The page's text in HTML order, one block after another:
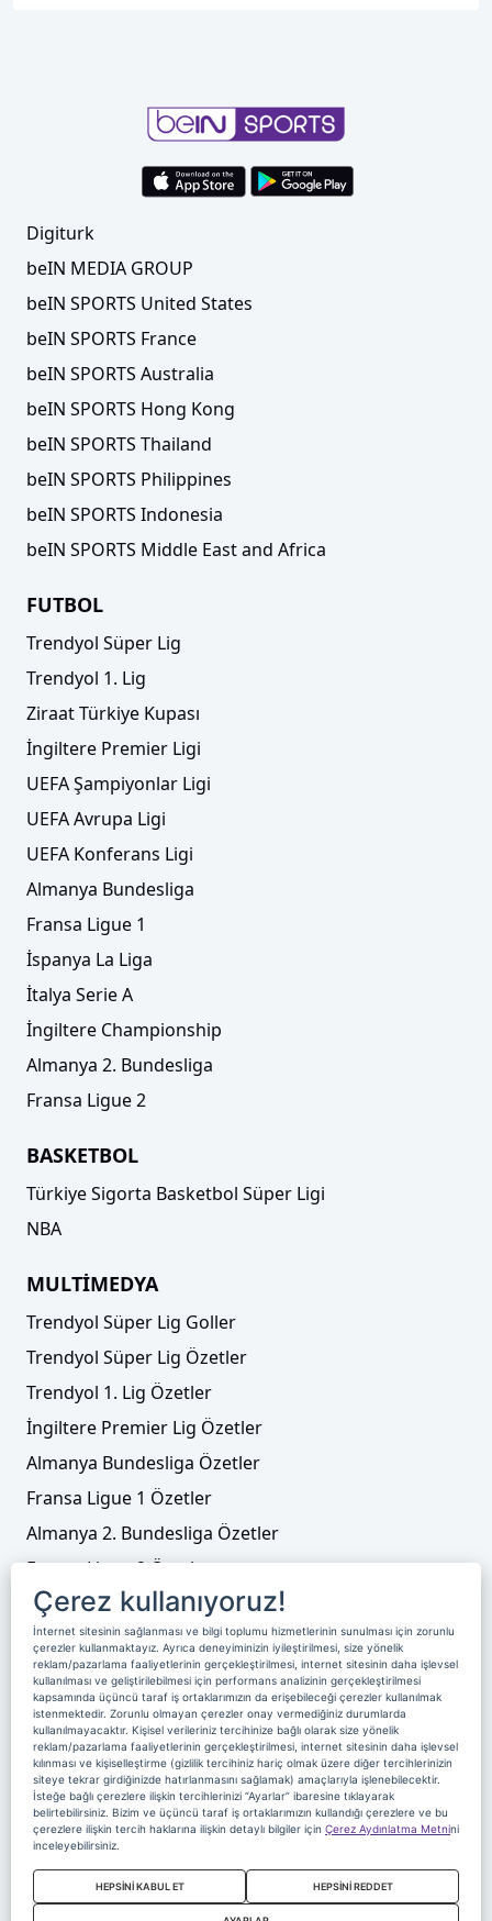
Digiturk
beIN MEDIA GROUP
beIN SPORTS United States
beIN SPORTS France
beIN SPORTS Australia
beIN SPORTS Hong Kong
beIN SPORTS Thailand
beIN SPORTS Philippines
beIN SPORTS Indonesia
beIN SPORTS Middle East and Africa
FUTBOL
Trendyol Süper Lig
Trendyol 1. Lig
Ziraat Türkiye Kupası
İngiltere Premier Ligi
UEFA Şampiyonlar Ligi
UEFA Avrupa Ligi
UEFA Konferans Ligi
Almanya Bundesliga
Fransa Ligue 1
İspanya La Liga
İtalya Serie A
İngiltere Championship
Almanya 2. Bundesliga
Fransa Ligue 2
BASKETBOL
Türkiye Sigorta Basketbol Süper Ligi
NBA
MULTİMEDYA
Trendyol Süper Lig Goller
Trendyol Süper Lig Özetler
Trendyol 1. Lig Özetler
İngiltere Premier Lig Özetler
Almanya Bundesliga Özetler
Fransa Ligue 1 Özetler
Almanya 2. Bundesliga Özetler
Fransa Ligue 2 Özetler
Tenis
Video Liste
Foto Galeriler
Üyelik Yayın Akışı Reklam
Site Sözleşmesi
Künye ve İletişim
Çerez Politikası
Çerez Yönetimi
Veri Sahibi Başvuru Formu
Nereden İzlerim
Copyright 2020 Digiturk Bu siteyi kullanarak sözleşmeyi kabul etmiş
sayılırsınız.
Çerez kullanıyoruz!
İnternet sitesinin sağlanması ve bilgi toplumu hizmetlerinin sunulması için zorunlu
çerezler kullanmaktayız. Ayrıca deneyiminizin iyileştirilmesi, size yönelik
reklam/pazarlama faaliyetlerinin gerçekleştirilmesi, internet sitesinin daha işlevsel
kullanılması ve geliştirilebilmesi için performans analizinin gerçekleştirilmesi
kapsamında üçüncü taraf iş ortaklarımızın da erişebileceği çerezler kullanılmak
istenmektedir. Zorunlu olmayan çerezler onay vermediğiniz durumlarda
kullanılmayacaktır. Kişisel verileriniz tercihinize bağlı olarak size yönelik
reklam/pazarlama faaliyetlerinin gerçekleştirilmesi, internet sitesinin daha işlevsel
kılınması ve kişiselleştirme (gizlilik tercihiniz hariç olmak üzere diğer tercihlerinizin
siteye tekrar girdiğinizde hatırlanmasını sağlamak) amaçlarıyla işlenebilecektir.
İsteğe bağlı çerezlere ilişkin tercihlerinizi “Ayarlar” ibaresine tıklayarak
belirtebilirsiniz. Bizim ve üçüncü taraf iş ortaklarımızın kullandığı çerezlere ve bu
çerezlere ilişkin tercih haklarına ilişkin detaylı bilgiler için Çerez Aydınlatma Metnini
inceleyebilirsiniz.
HEPSİNİ KABUL ET HEPSİNİ REDDET